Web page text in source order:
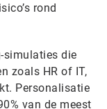
rond
simulaties die
zoals HR of IT,
Personalisatie
van de meest